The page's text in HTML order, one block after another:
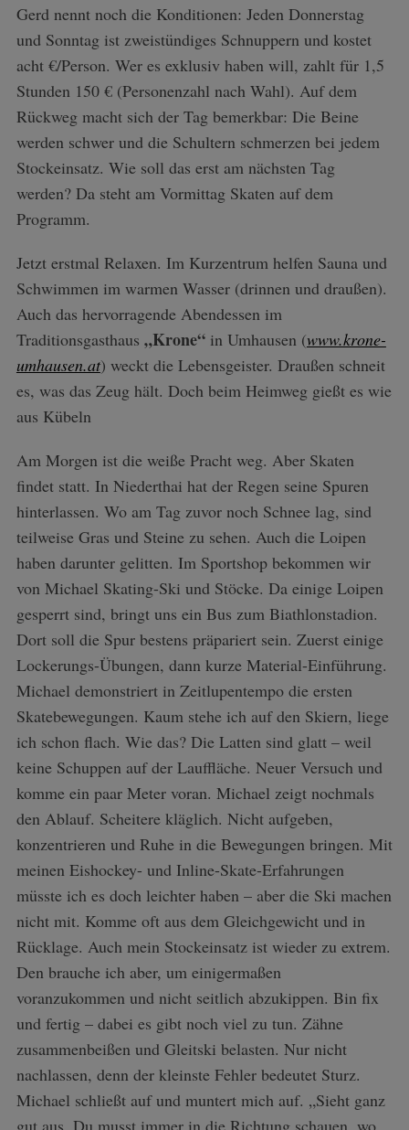
Gerd nennt noch die Konditionen: Jeden Donnerstag
und Sonntag ist zweistündiges Schnuppern und kostet
acht €/Person. Wer es exklusiv haben will, zahlt für 1,5
Stunden 150 € (Personenzahl nach Wahl). Auf dem
Rückweg macht sich der Tag bemerkbar: Die Beine
werden schwer und die Schultern schmerzen bei jedem
Stockeinsatz. Wie soll das erst am nächsten Tag
werden? Da steht am Vormittag Skaten auf dem
Programm.
Jetzt erstmal Relaxen. Im Kurzentrum helfen Sauna und
Schwimmen im warmen Wasser (drinnen und draußen).
Auch das hervorragende Abendessen im
Traditionsgasthaus „Krone“in Umhausen (www.krone-
umhausen.at) weckt die Lebensgeister. Draußen schneit
es, was das Zeug hält. Doch beim Heimweg gießt es wie
aus Kübeln
Am Morgen ist die weiße Pracht weg. Aber Skaten
findet statt. In Niederthai hat der Regen seine Spuren
hinterlassen. Wo am Tag zuvor noch Schnee lag, sind
teilweise Gras und Steine zu sehen. Auch die Loipen
haben darunter gelitten. Im Sportshop bekommen wir
von Michael Skating-Ski und Stöcke. Da einige Loipen
gesperrt sind, bringt uns ein Bus zum Biathlonstadion.
Dort soll die Spur bestens präpariert sein. Zuerst einige
Lockerungs-Übungen, dann kurze Material-Einführung.
Michael demonstriert in Zeitlupentempo die ersten
Skatebewegungen. Kaum stehe ich auf den Skiern, liege
ich schon flach. Wie das? Die Latten sind glatt – weil
keine Schuppen auf der Lauffläche. Neuer Versuch und
komme ein paar Meter voran. Michael zeigt nochmals
den Ablauf. Scheitere kläglich. Nicht aufgeben,
konzentrieren und Ruhe in die Bewegungen bringen. Mit
meinen Eishockey- und Inline-Skate-Erfahrungen
müsste ich es doch leichter haben – aber die Ski machen
nicht mit. Komme oft aus dem Gleichgewicht und in
Rücklage. Auch mein Stockeinsatz ist wieder zu extrem.
Den brauche ich aber, um einigermaßen
voranzukommen und nicht seitlich abzukippen. Bin fix
und fertig – dabei es gibt noch viel zu tun. Zähne
zusammenbeißen und Gleitski belasten. Nur nicht
nachlassen, denn der kleinste Fehler bedeutet Sturz.
Michael schließt auf und muntert mich auf. „Sieht ganz
gut aus. Du musst immer in die Richtung schauen, wo